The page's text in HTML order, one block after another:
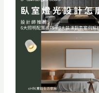
做
？
5
大
照
配
置